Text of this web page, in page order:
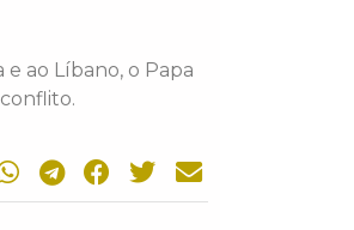
ao Líbano, o Papa